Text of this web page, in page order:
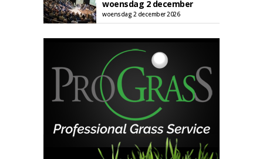
woensdag 2 december
woensdag 2 december 2026